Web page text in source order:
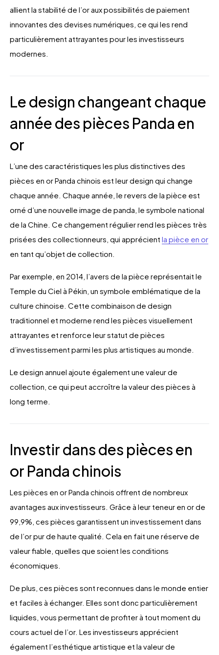
allient la stabilité de l’or aux possibilités de paiement
innovantes des devises numériques, ce qui les rend
particulièrement attrayantes pour les investisseurs
modernes.
Le design changeant chaque
année des pièces Panda en
or
L’une des caractéristiques les plus distinctives des
pièces en or Panda chinois est leur design qui change
chaque année. Chaque année, le revers de la pièce est
orné d’une nouvelle image de panda, le symbole national
de la Chine. Ce changement régulier rend les pièces très
prisées des collectionneurs, qui apprécient la pièce en or
en tant qu’objet de collection.
Par exemple, en 2014, l’avers de la pièce représentait le
Temple du Ciel à Pékin, un symbole emblématique de la
culture chinoise. Cette combinaison de design
traditionnel et moderne rend les pièces visuellement
attrayantes et renforce leur statut de pièces
d’investissement parmi les plus artistiques au monde.
Le design annuel ajoute également une valeur de
collection, ce qui peut accroître la valeur des pièces à
long terme.
Investir dans des pièces en
or Panda chinois
Les pièces en or Panda chinois offrent de nombreux
avantages aux investisseurs. Grâce à leur teneur en or de
99,9%, ces pièces garantissent un investissement dans
de l’or pur de haute qualité. Cela en fait une réserve de
valeur fiable, quelles que soient les conditions
économiques.
De plus, ces pièces sont reconnues dans le monde entier
et faciles à échanger. Elles sont donc particulièrement
liquides, vous permettant de profiter à tout moment du
cours actuel de l’or. Les investisseurs apprécient
également l’esthétique artistique et la valeur de